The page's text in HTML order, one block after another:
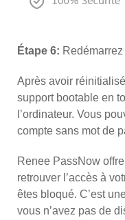
Étape 6:
Après avoir
support bootable en
l’ordinateur. Vous
compte sans mot de
Renee PassNow
retrouver l’accès à
êtes bloqué. C’est
vous n’avez pas de